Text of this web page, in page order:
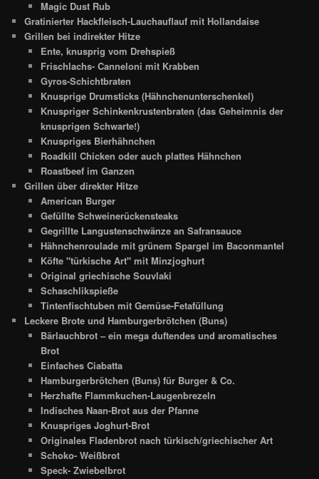
Magic Dust Rub
Gratinierter Hackfleisch-Lauchauflauf mit Hollandaise
Grillen bei indirekter Hitze
Ente, knusprig vom Drehspieß
Frischlachs- Canneloni mit Krabben
Gyros-Schichtbraten
Knusprige Drumsticks (Hähnchenunterschenkel)
Knuspriger Schinkenkrustenbraten (das Geheimnis der
knusprigen Schwarte!)
Knuspriges Bierhähnchen
Roadkill Chicken oder auch plattes Hähnchen
Roastbeef im Ganzen
Grillen über direkter Hitze
American Burger
Gefüllte Schweinerückensteaks
Gegrillte Langustenschwänze an Safransauce
Hähnchenroulade mit grünem Spargel im Baconmantel
Köfte "türkische Art" mit Minzjoghurt
Original griechische Souvlaki
Schaschlikspieße
Tintenfischtuben mit Gemüse-Fetafüllung
Leckere Brote und Hamburgerbrötchen (Buns)
Bärlauchbrot – ein mega duftendes und aromatisches
Brot
Einfaches Ciabatta
Hamburgerbrötchen (Buns) für Burger & Co.
Herzhafte Flammkuchen-Laugenbrezeln
Indisches Naan-Brot aus der Pfanne
Knuspriges Joghurt-Brot
Originales Fladenbrot nach türkisch/griechischer Art
Schoko- Weißbrot
Speck- Zwiebelbrot